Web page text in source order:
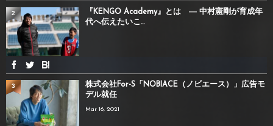
『KENGO Academy』とは ― 中村憲剛が育成年
代へ伝えたいこ...
2
株式会社For-S「NOBIACE（ノビエース）」広告モ
デル就任
Mar 16, 2021
3